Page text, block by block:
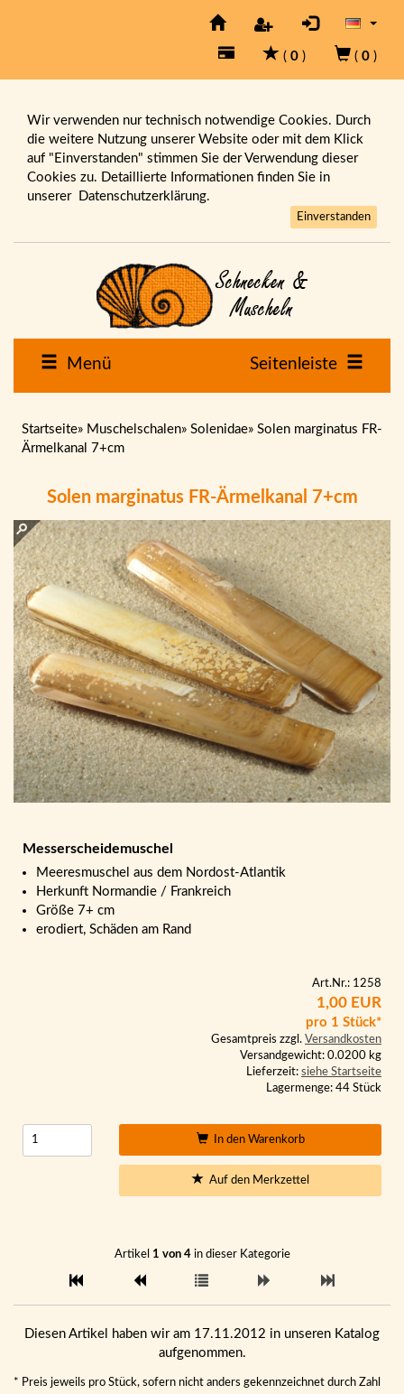
( 0 ) ( 0 )
Wir verwenden nur technisch notwendige Cookies. Durch
die weitere Nutzung unserer Website oder mit dem Klick
auf "Einverstanden" stimmen Sie der Verwendung dieser
Cookies zu. Detaillierte Informationen finden Sie in
unserer Datenschutzerklärung.
Einverstanden
Menü Seitenleiste
Startseite» Muschelschalen» Solenidae» Solen marginatus FR-
Ärmelkanal 7+cm
Solen marginatus FR-Ärmelkanal 7+cm
Messerscheidemuschel
Meeresmuschel aus dem Nordost-Atlantik
Herkunft Normandie / Frankreich
Größe 7+ cm
erodiert, Schäden am Rand
Art.Nr.: 1258
1,00 EUR
pro 1 Stück*
Gesamtpreis zzgl. Versandkosten
Versandgewicht: 0.0200 kg
Lieferzeit: siehe Startseite
Lagermenge: 44 Stück
In den Warenkorb
Auf den Merkzettel
Artikel 1 von 4in dieser Kategorie
Diesen Artikel haben wir am 17.11.2012 in unseren Katalog
aufgenommen.
* Preis jeweils pro Stück, sofern nicht anders gekennzeichnet durch Zahl